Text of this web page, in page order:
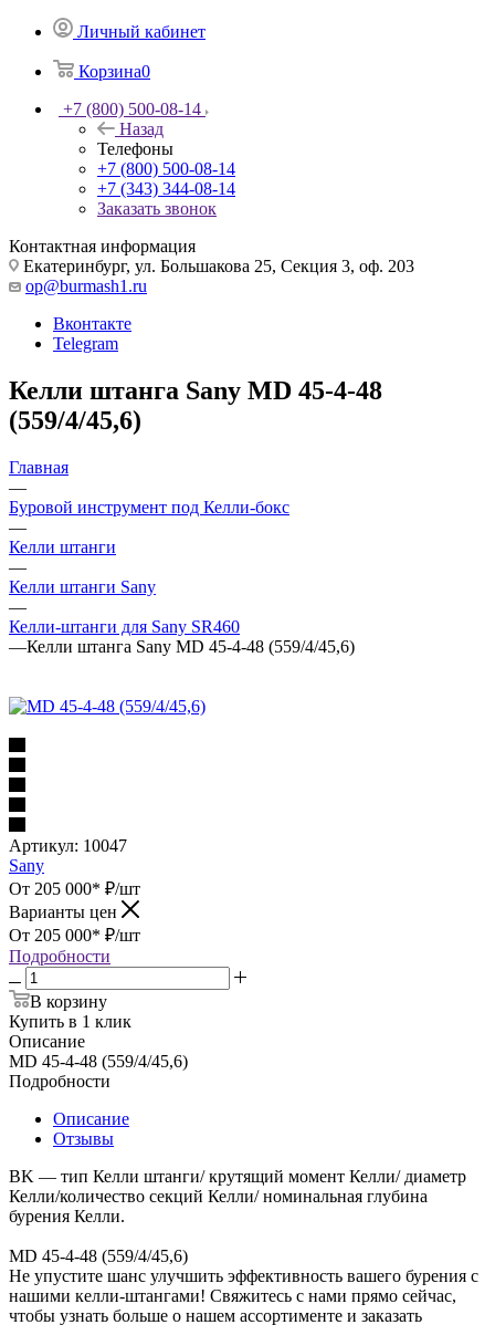
Личный кабинет
Корзина0
+7 (800) 500-08-14
Назад
Телефоны
+7 (800) 500-08-14
+7 (343) 344-08-14
Заказать звонок
Контактная информация
Екатеринбург, ул. Большакова 25, Секция 3, оф. 203
op@burmash1.ru
Вконтакте
Telegram
Келли штанга Sany MD 45-4-48
(559/4/45,6)
Главная
—
Буровой инструмент под Келли-бокс
—
Келли штанги
—
Келли штанги Sany
—
Келли-штанги для Sany SR460
—Келли штанга Sany MD 45-4-48 (559/4/45,6)
Артикул: 10047
Sany
От 205 000* ₽/шт
Варианты цен
От 205 000* ₽/шт
Подробности
В корзину
Купить в 1 клик
Описание
MD 45-4-48 (559/4/45,6)
Подробности
Описание
Отзывы
BK — тип Келли штанги/ крутящий момент Келли/ диаметр
Келли/количество секций Келли/ номинальная глубина
бурения Келли.
MD 45-4-48 (559/4/45,6)
Не упустите шанс улучшить эффективность вашего бурения с
нашими келли-штангами! Свяжитесь с нами прямо сейчас,
чтобы узнать больше о нашем ассортименте и заказать